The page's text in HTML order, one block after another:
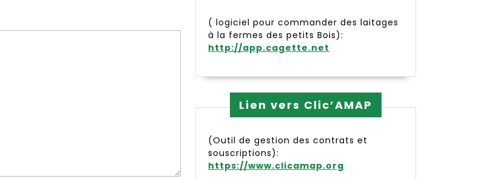
( logiciel pour commander des laitages
à la fermes des petits Bois):
http://app.cagette.net
Lien vers Clic’AMAP
(Outil de gestion des contrats et
souscriptions):
https://www.clicamap.org